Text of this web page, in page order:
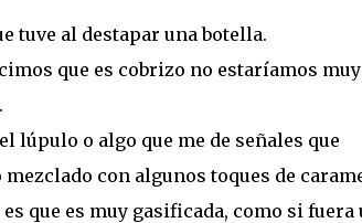
tuve al destapar una botella.
que es cobrizo no estaríamos muy
o algo que me de señales que
con algunos toques de
que es muy gasificada, como si fuera